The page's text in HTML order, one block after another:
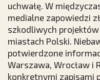
uchwałę. W
medialne zapowiedzi
szkodliwych projektów
miastach Polski.
potwierdzone
Warszawa, Wrocław i
konkretnymi zapisami